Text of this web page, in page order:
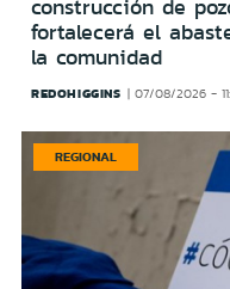
construcción de
fortalecerá el
la comunidad
REDOHIGGINS 07/08/2026 -
REGIONAL